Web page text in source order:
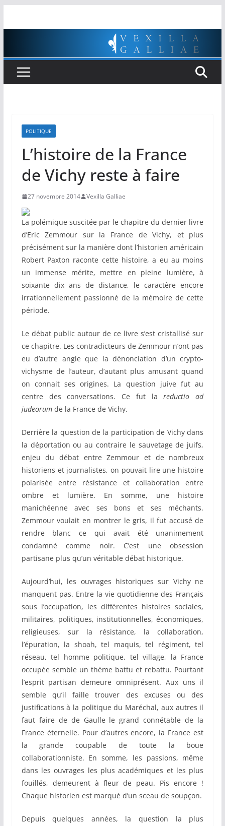
POLITIQUE
L’histoire de la France
de Vichy reste à faire
27 novembre 2014 Vexilla Galliae
La polémique suscitée par le chapitre du dernier livre
d’Eric Zemmour sur la France de Vichy, et plus
précisément sur la manière dont l’historien américain
Robert Paxton raconte cette histoire, a eu au moins
un immense mérite, mettre en pleine lumière, à
soixante dix ans de distance, le caractère encore
irrationnellement passionné de la mémoire de cette
période.
Le débat public autour de ce livre s’est cristallisé sur
ce chapitre. Les contradicteurs de Zemmour n’ont pas
eu d’autre angle que la dénonciation d’un crypto-
vichysme de l’auteur, d’autant plus amusant quand
on connait ses origines. La question juive fut au
centre des conversations. Ce fut lareductio ad
judeorumde la France de Vichy.
Derrière la question de la participation de Vichy dans
la déportation ou au contraire le sauvetage de juifs,
enjeu du débat entre Zemmour et de nombreux
historiens et journalistes, on pouvait lire une histoire
polarisée entre résistance et collaboration entre
ombre et lumière. En somme, une histoire
manichéenne avec ses bons et ses méchants.
Zemmour voulait en montrer le gris, il fut accusé de
rendre blanc ce qui avait été unanimement
condamné comme noir. C’est une obsession
partisane plus qu’un véritable débat historique.
Aujourd’hui, les ouvrages historiques sur Vichy ne
manquent pas. Entre la vie quotidienne des Français
sous l’occupation, les différentes histoires sociales,
militaires, politiques, institutionnelles, économiques,
religieuses, sur la résistance, la collaboration,
l’épuration, la shoah, tel maquis, tel régiment, tel
réseau, tel homme politique, tel village, la France
occupée semble un thème battu et rebattu. Pourtant
l’esprit partisan demeure omniprésent. Aux uns il
semble qu’il faille trouver des excuses ou des
justifications à la politique du Maréchal, aux autres il
faut faire de de Gaulle le grand connétable de la
France éternelle. Pour d’autres encore, la France est
la grande coupable de toute la boue
collaborationniste. En somme, les passions, même
dans les ouvrages les plus académiques et les plus
fouillés, demeurent à fleur de peau. Pis encore !
Chaque historien est marqué d’un sceau de soupçon.
Depuis quelques années, la question la plus